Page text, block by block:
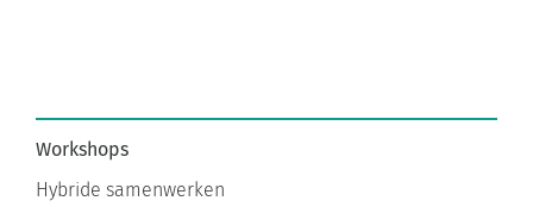
Workshops
Hybride samenwerken